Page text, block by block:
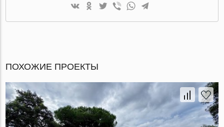
ПОХОЖИЕ ПРОЕКТЫ